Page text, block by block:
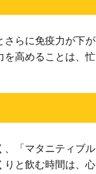
さらに免疫力が下が
を高めることは、忙
、「マタニティブル
りと飲む時間は、心